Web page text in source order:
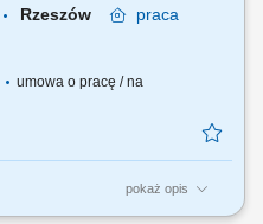
Rzeszów
praca
umowa o pracę / na
pokaż opis
a) m.in. za: Weryfikację i